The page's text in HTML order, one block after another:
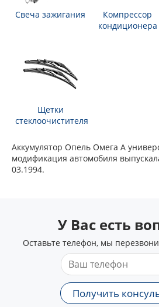
Свеча зажигания
Компрессор
кондиционера
Щетки
стеклоочистителя
Аккумулятор Опель Омега А
модификация автомобиля
03.1994.
У Вас есть
Оставьте телефон, мы
Получить